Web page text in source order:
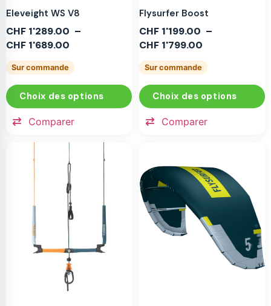
Eleveight WS V8
CHF 1'289.00 –
CHF 1'689.00
Sur commande
Choix des options
Comparer
Flysurfer Boost
CHF 1'199.00 –
CHF 1'799.00
Sur commande
Choix des options
Comparer